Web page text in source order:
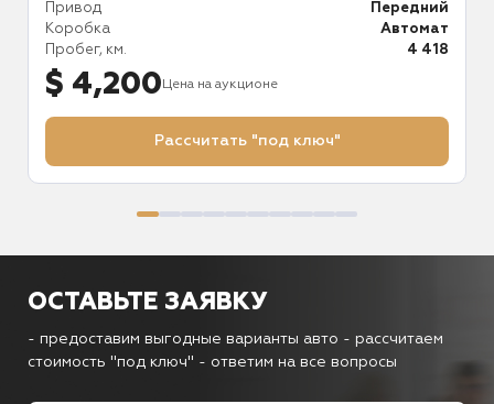
Привод
Передний
Коробка
Автомат
Пробег, км.
4 418
$ 4,200 Цена на аукционе
Рассчитать "под ключ"
ОСТАВЬТЕ ЗАЯВКУ
- предоставим выгодные варианты авто - рассчитаем
стоимость "под ключ" - ответим на все вопросы